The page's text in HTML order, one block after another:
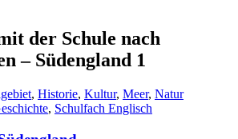
der Schule nach
– Südengland 1
, Historie, Kultur, Meer, Natur
, Schulfach Englisch